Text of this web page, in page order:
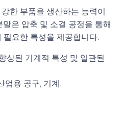
한 부품을 생산하는 능력이
은 압축 및 소결 공정을 통해
요한 특성을 제공합니다.
상된 기계적 특성 및 일관된
업용 공구, 기계.